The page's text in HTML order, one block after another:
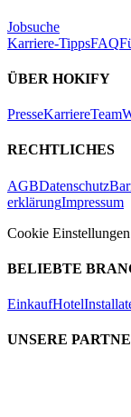
Jobsuche
Karriere-TippsFAQ
ÜBER HOKIFY
PresseKarriereTeam
RECHTLICHES
AGBDatenschutz
erklärungImpressum
Cookie Einstellungen
BELIEBTE
EinkaufHotel
UNSERE